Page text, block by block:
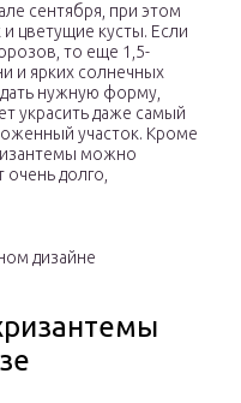
сентября, при этом
цветущие кусты. Если
то еще 1,5-
и ярких солнечных
нужную форму,
украсить даже самый
участок. Кроме
можно
очень долго,
дизайне